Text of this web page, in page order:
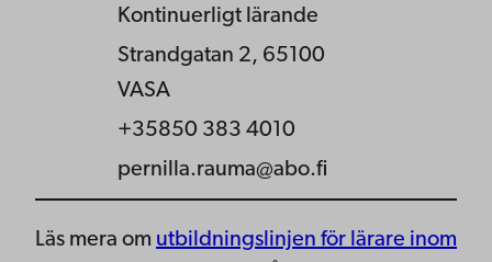
Kontinuerligt lärande
Strandgatan 2, 65100
VASA
+35850 383 4010
pernilla.rauma@abo.fi
Läs mera om utbildningslinjen för lärare inom